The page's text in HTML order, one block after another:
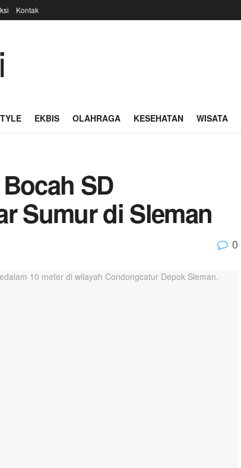
Kontak
EKBIS OLAHRAGA KESEHATAN WISATA
SD
Sumur di Sleman
0